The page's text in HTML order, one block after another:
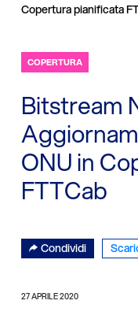
Copertura pianificata
COPERTURA
Bitstream
ONU in
FTTCab
Condividi
27 APRILE 2020